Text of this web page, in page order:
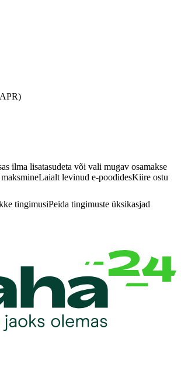
ilma lisatasudeta või vali mugav osamakse
Laialt levinud e-poodidesKiire ostu
tingimusiPeida tingimuste üksikasjad